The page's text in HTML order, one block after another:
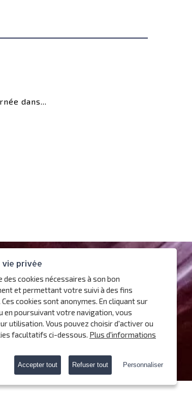
dans...
vie privée
des cookies nécessaires à son bon
et permettant votre suivi à des fins
cookies sont anonymes. En cliquant sur
en poursuivant votre navigation, vous
utilisation. Vous pouvez choisir d'activer ou
facultatifs ci-dessous. Plus d'informations
Accepter tout Refuser tout Personnaliser